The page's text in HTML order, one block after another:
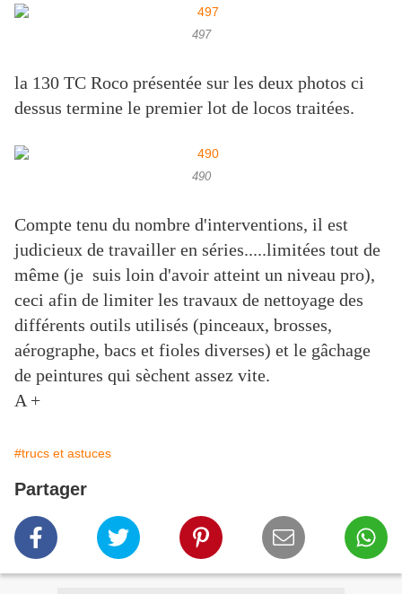
497
la 130 TC Roco présentée sur les deux photos ci
dessus termine le premier lot de locos traitées.
490
Compte tenu du nombre d'interventions, il est
judicieux de travailler en séries.....limitées tout de
même (je suis loin d'avoir atteint un niveau pro),
ceci afin de limiter les travaux de nettoyage des
différents outils utilisés (pinceaux, brosses,
aérographe, bacs et fioles diverses) et le gâchage
de peintures qui sèchent assez vite.
A +
#trucs et astuces
Partager